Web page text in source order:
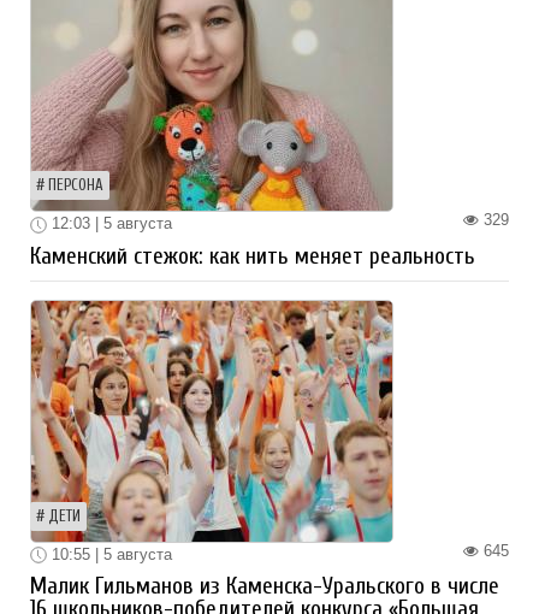
ПЕРСОНА
329
12:03 | 5 августа
Каменский стежок: как нить меняет реальность
ДЕТИ
645
10:55 | 5 августа
Малик Гильманов из Каменска-Уральского в числе